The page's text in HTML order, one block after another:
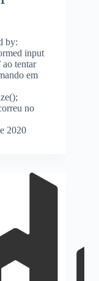
by:
input
ao tentar
em
no
2020